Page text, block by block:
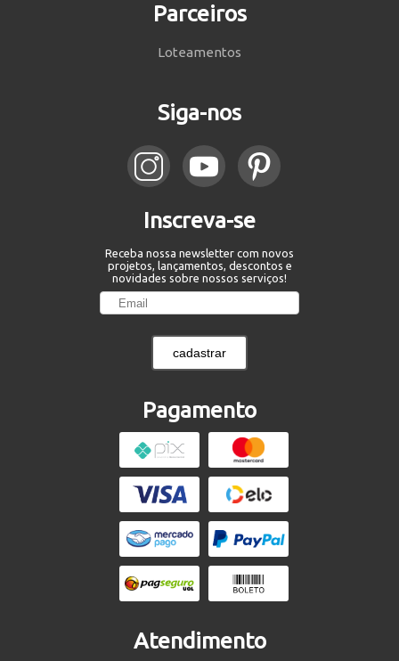
Parceiros
Loteamentos
Siga-nos
Inscreva-se
Receba nossa newsletter com novos
projetos, lançamentos, descontos e
novidades sobre nossos serviços!
cadastrar
Pagamento
Atendimento